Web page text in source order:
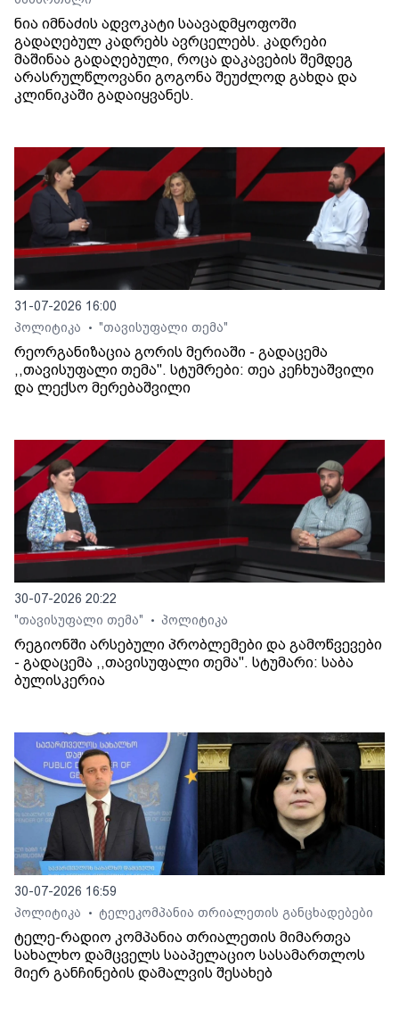
ნია იმნაძის ადვოკატი საავადმყოფოში
გადაღებულ კადრებს ავრცელებს. კადრები
მაშინაა გადაღებული, როცა დაკავების შემდეგ
არასრულწლოვანი გოგონა შეუძლოდ გახდა და
კლინიკაში გადაიყვანეს.
31-07-2026 16:00
პოლიტიკა
• "თავისუფალი თემა"
რეორგანიზაცია გორის მერიაში - გადაცემა
,,თავისუფალი თემა". სტუმრები: თეა კეჩხუაშვილი
და ლექსო მერებაშვილი
30-07-2026 20:22
"თავისუფალი თემა"
• პოლიტიკა
რეგიონში არსებული პრობლემები და გამოწვევები
- გადაცემა ,,თავისუფალი თემა". სტუმარი: საბა
ბულისკერია
30-07-2026 16:59
პოლიტიკა
• ტელეკომპანია თრიალეთის განცხადებები
ტელე-რადიო კომპანია თრიალეთის მიმართვა
სახალხო დამცველს სააპელაციო სასამართლოს
მიერ განჩინების დამალვის შესახებ